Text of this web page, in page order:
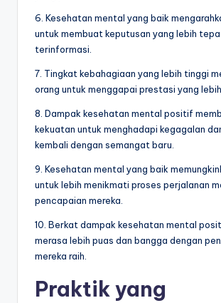
6. Kesehatan mental yang baik
untuk membuat keputusan yang lebih
terinformasi.
7. Tingkat kebahagiaan yang lebih tinggi
orang untuk menggapai prestasi yang
8. Dampak kesehatan mental positif
kekuatan untuk menghadapi kegagalan
kembali dengan semangat baru.
9. Kesehatan mental yang baik
untuk lebih menikmati proses perjalanan
pencapaian mereka.
10. Berkat dampak kesehatan mental
merasa lebih puas dan bangga dengan
mereka raih.
Praktik yang